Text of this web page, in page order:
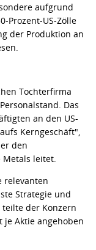
aufgrund
Prozent-US-Zölle
der Produktion an
Tochterfirma
Das
an den US-
Kerngeschäft",
den
Metals leitet.
relevanten
Strategie und
der Konzern
je Aktie angehoben